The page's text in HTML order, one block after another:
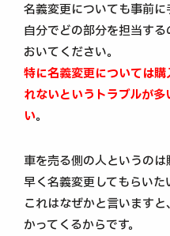
名義変更についても事前
自分でどの部分を担当す
おいてください。
特に名義変更については
れないというトラブルが
い。
車を売る側の人というの
早く名義変更してもらいた
これはなぜかと言います
かってくるからです。